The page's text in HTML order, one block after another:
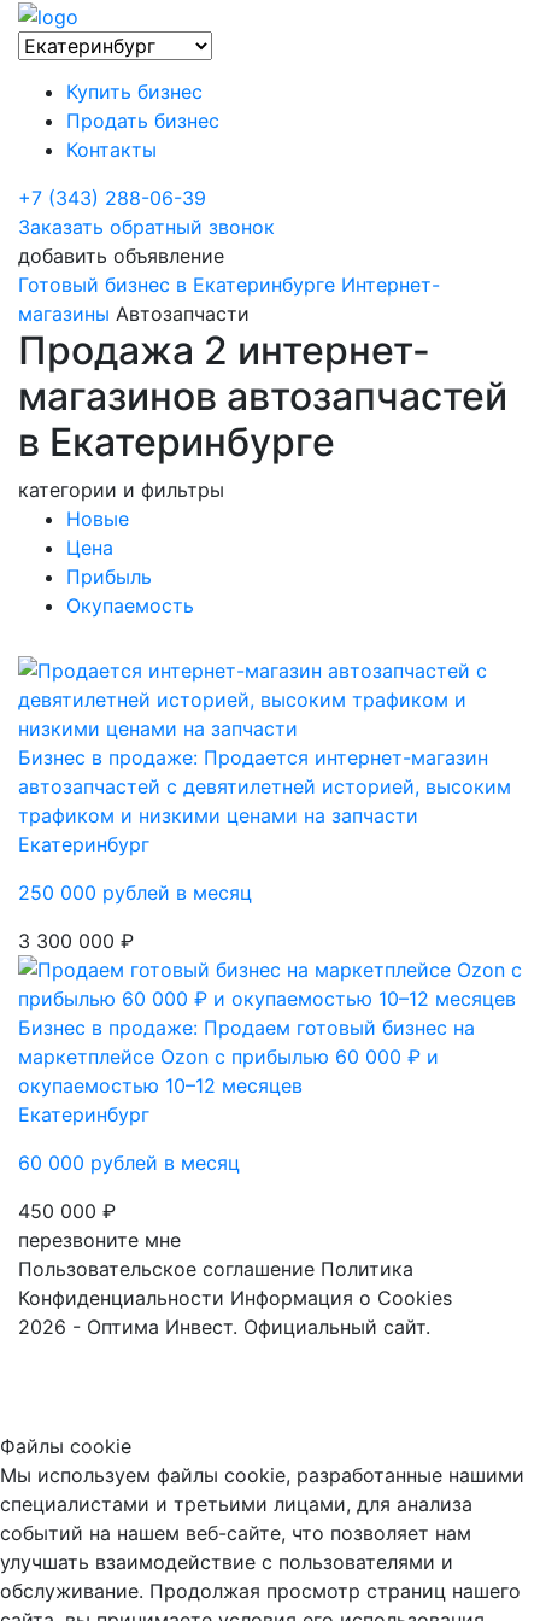
Купить бизнес
Продать бизнес
Контакты
+7 (343) 288-06-39
Заказать обратный звонок
добавить объявление
Готовый бизнес в Екатеринбурге Интернет-
магазины Автозапчасти
Продажа 2 интернет-
магазинов автозапчастей
в Екатеринбурге
категории и фильтры
Новые
Цена
Прибыль
Окупаемость
Бизнес в продаже: Продается интернет-магазин
автозапчастей с девятилетней историей, высоким
трафиком и низкими ценами на запчасти
Екатеринбург
250 000 рублей в месяц
3 300 000 ₽
Бизнес в продаже: Продаем готовый бизнес на
маркетплейсе Ozon с прибылью 60 000 ₽ и
окупаемостью 10–12 месяцев
Екатеринбург
60 000 рублей в месяц
450 000 ₽
перезвоните мне
Пользовательское соглашение Политика
Конфиденциальности Информация о Cookies
2026 - Оптима Инвест. Официальный сайт.
Файлы cookie
Мы используем файлы cookie, разработанные нашими
специалистами и третьими лицами, для анализа
событий на нашем веб-сайте, что позволяет нам
улучшать взаимодействие с пользователями и
обслуживание. Продолжая просмотр страниц нашего